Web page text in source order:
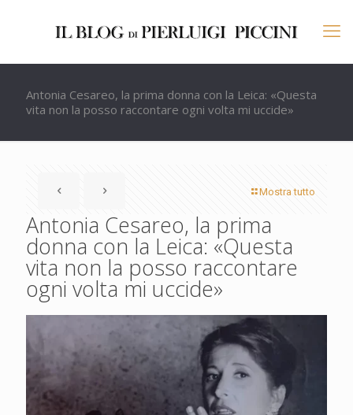
Antonia Cesareo, la prima donna con la Leica: «Questa
vita non la posso raccontare ogni volta mi uccide»
Mostra tutto
Antonia Cesareo, la prima
donna con la Leica: «Questa
vita non la posso raccontare
ogni volta mi uccide»